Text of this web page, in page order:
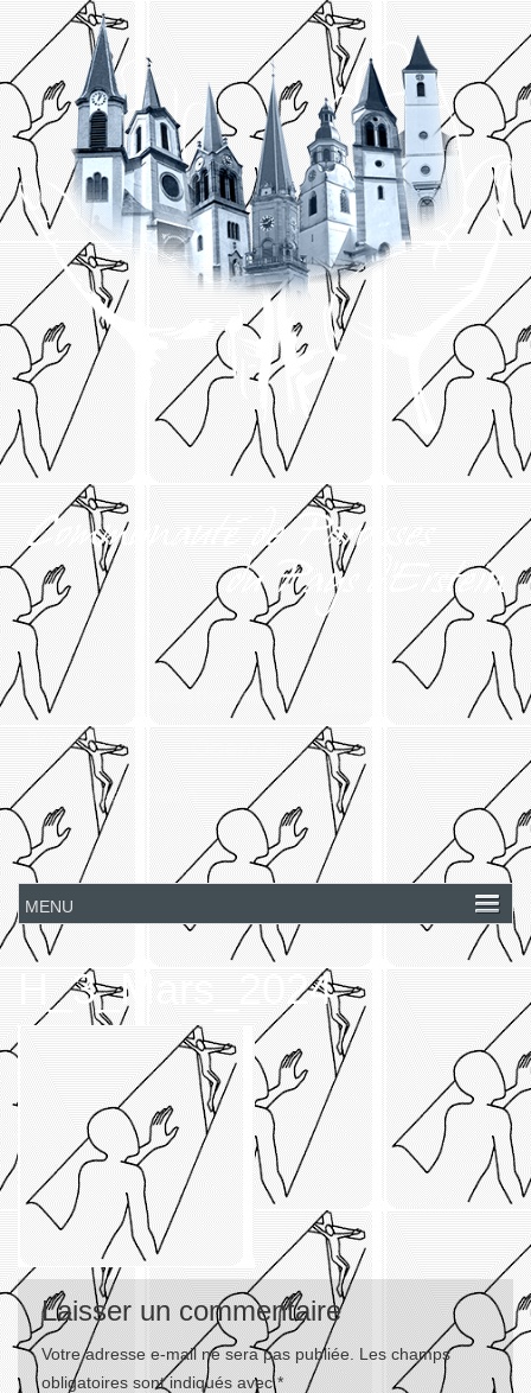
H_3_Mars_2024
Laisser un commentaire
Votre adresse e-mail ne sera pas publiée.
Les champs
obligatoires sont indiqués avec*